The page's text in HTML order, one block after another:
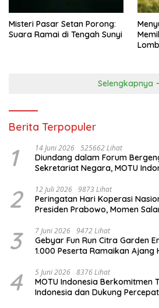
Misteri Pasar Setan Porong:
Suara Ramai di Tengah Sunyi
Selengkapnya
Berita Terpopuler
1 14 Juni 2026 525662 Lihat
Diundang dalam Forum
Sekretariat Negara, MOTU
2 12 Juli 2026 9873 Lihat
Peringatan Hari Koperasi
Presiden Prabowo, Momen
3 7 Juni 2026 9472 Lihat
Gebyar Fun Run Citra Garden
1.000 Peserta Ramaikan Ajang
4 5 Juni 2026 8376 Lihat
MOTU Indonesia Berkomitmen
Indonesia dan Dukung